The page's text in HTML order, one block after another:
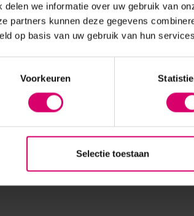
we informatie over uw gebruik van
partners kunnen deze gegevens
op basis van uw gebruik van hun
Voorkeuren
Selectie toestaan